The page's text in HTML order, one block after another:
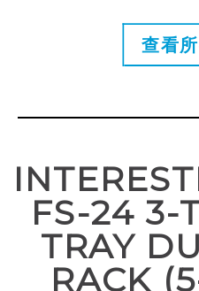
查看
FS-24 3-
TRAY
RACK